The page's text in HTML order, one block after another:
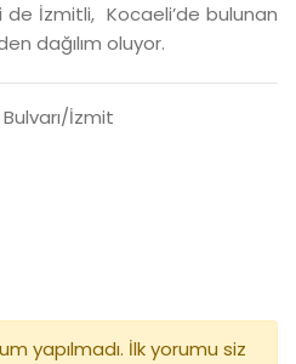
de İzmitli, Kocaeli’de bulunan
dağılım oluyor.
İzmit
yapılmadı. İlk yorumu siz